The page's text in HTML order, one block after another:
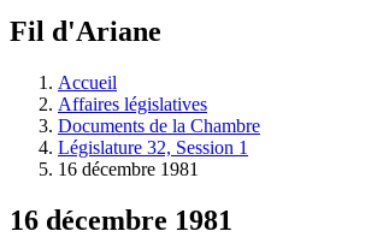
découvrir
l'Assemblée
législative.
Fil d'Ariane
Accueil
Affaires législatives
Documents de la Chambre
Législature 32, Session 1
16 décembre 1981
16 décembre 1981